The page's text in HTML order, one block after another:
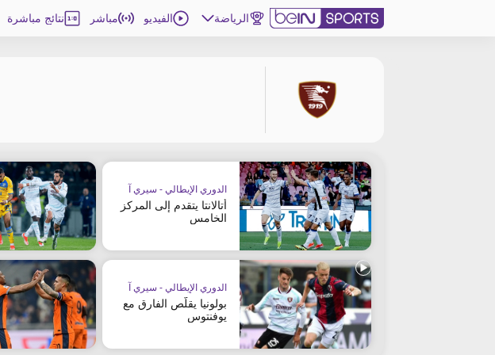
الرياضة الفيديو مباشر نتائج مباشرة
انضم إلى قائمة النشرة الإخبارية
beIN CONNECT
beIN MEDIA GROUP
الأسئلة الأكثر شيوعاً
الدوري الإيطالي - سيري آ
أتالانتا يتقدم إلى المركز
الخامس
الدوري الإيطالي - سيري آ
بولونيا يقلّص الفارق مع
يوفنتوس